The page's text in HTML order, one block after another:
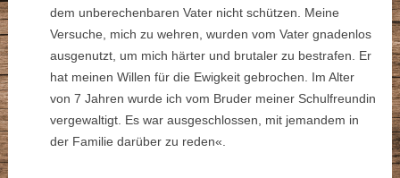
dem unberechenbaren Vater nicht schützen. Meine
Versuche, mich zu wehren, wurden vom Vater gnadenlos
ausgenutzt, um mich härter und brutaler zu bestrafen. Er
hat meinen Willen für die Ewigkeit gebrochen. Im Alter
von 7 Jahren wurde ich vom Bruder meiner Schulfreundin
vergewaltigt. Es war ausgeschlossen, mit jemandem in
der Familie darüber zu reden«.